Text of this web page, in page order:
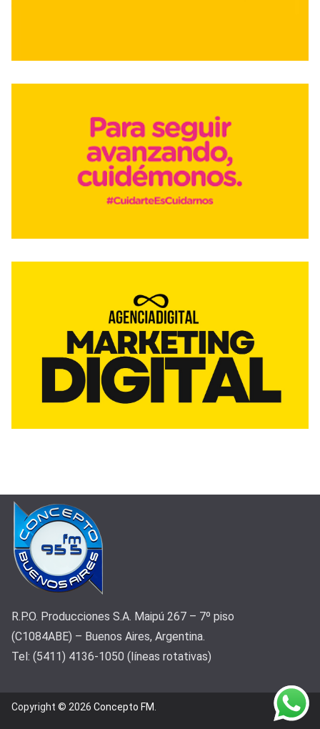
R.P.O. Producciones S.A. Maipú 267 – 7º piso
(C1084ABE) – Buenos Aires, Argentina.
Tel: (5411) 4136-1050 (líneas rotativas)
Copyright © 2026 Concepto FM